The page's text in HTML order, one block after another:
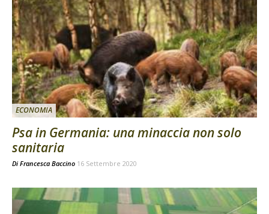
ECONOMIA
Psa in Germania: una minaccia non solo
sanitaria
Di Francesca Baccino 16 Settembre 2020